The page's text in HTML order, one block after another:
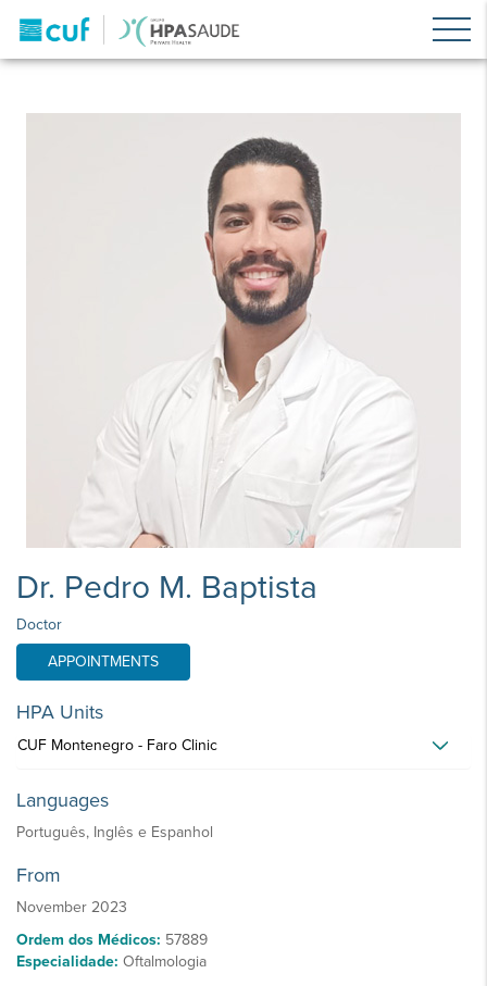
Dr. Pedro M. Baptista
Doctor
APPOINTMENTS
HPA Units
CUF Montenegro - Faro Clinic
Languages
Português, Inglês e Espanhol
From
November 2023
Ordem dos Médicos: 57889
Especialidade: Oftalmologia